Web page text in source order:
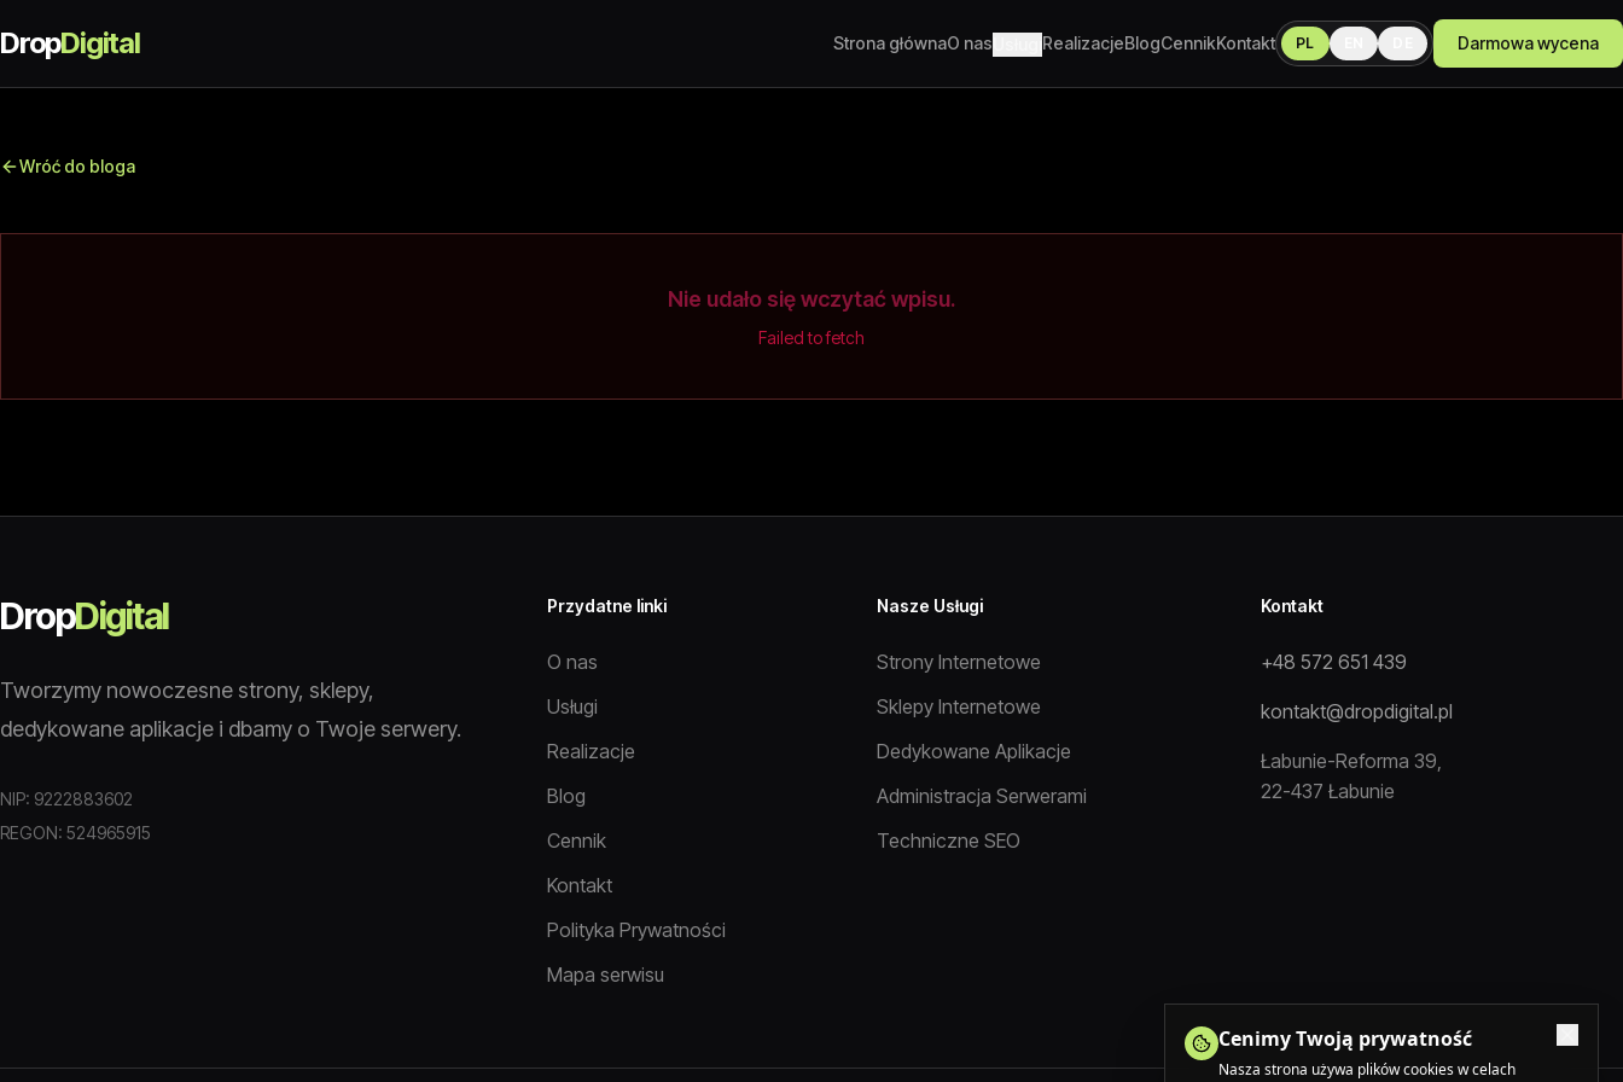
DropDigital Strona głównaO nas RealizacjeBlogCennikKontakt PL Darmowa wycena
Wróć do bloga
Nie udało się wczytać wpisu.
Failed to fetch
DropDigital
Tworzymy nowoczesne strony, sklepy,
dedykowane aplikacje i dbamy o Twoje serwery.
NIP: 9222883602
REGON: 524965915
Przydatne linki
O nas
Usługi
Realizacje
Blog
Cennik
Kontakt
Polityka Prywatności
Mapa serwisu
Nasze Usługi
Strony Internetowe
Sklepy Internetowe
Dedykowane Aplikacje
Administracja Serwerami
Techniczne SEO
Kontakt
+48 572 651 439
kontakt@dropdigital.pl
Łabunie-Reforma 39,
22-437 Łabunie
Cenimy Twoją prywatność
Nasza strona używa plików cookies w celach